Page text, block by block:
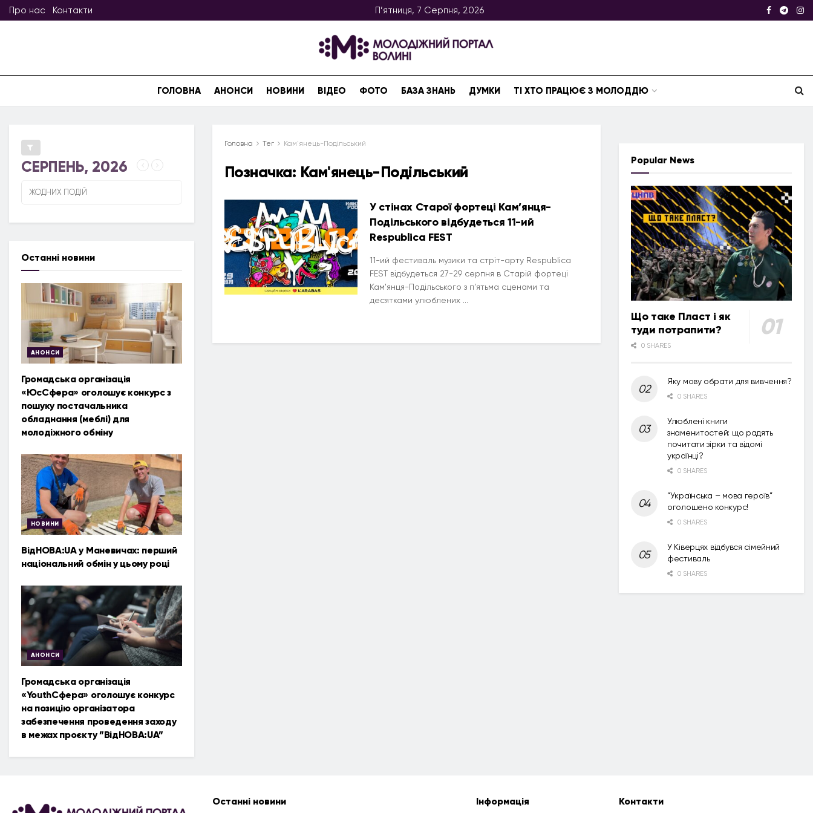
Про нас Контакти П’ятниця, 7 Серпня, 2026
ГОЛОВНА АНОНСИ НОВИНИ ВІДЕО ФОТО БАЗА ЗНАНЬ ДУМКИ ТІ ХТО ПРАЦЮЄ З МОЛОДДЮ
Головна Тег Кам'янець-Подільський
Позначка: Кам'янець-Подільський
У стінах Старої фортеці Кам’янця-
Подільського відбудеться 11-ий
Respublica FEST
11-ий фестиваль музики та стріт-арту Respublica
FEST відбудеться 27-29 серпня в Старій фортеці
Кам'янця-Подільського з п’ятьма сценами та
десятками улюблених ...
СЕРПЕНЬ, 2026
ЖОДНИХ ПОДІЙ
Останні новини
АНОНСИ
Громадська організація
«ЮсСфера» оголошує конкурс з
пошуку постачальника
обладнання (меблі) для
молодіжного обміну
НОВИНИ
ВідНОВА:UA у Маневичах: перший
національний обмін у цьому році
АНОНСИ
Громадська організація
«YouthСфера» оголошує конкурс
на позицію організатора
забезпечення проведення заходу
в межах проєкту ”ВідНОВА:UA”
Popular News
Що таке Пласт і як
туди потрапити?
0 SHARES
Яку мову обрати для вивчення?
0 SHARES
Улюблені книги
знаменитостей: що радять
почитати зірки та відомі
українці?
0 SHARES
“Українська – мова героїв”
оголошено конкурс!
0 SHARES
У Ківерцях відбувся сімейний
фестиваль
0 SHARES
Останні новини Інформація Контакти